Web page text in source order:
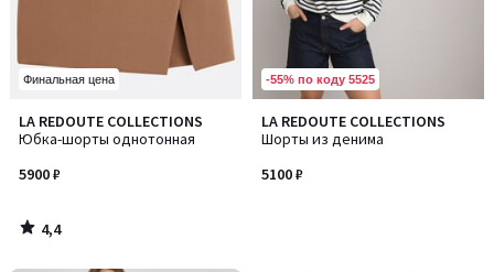
Финальная цена
LA REDOUTE COLLECTIONS
Юбка-шорты однотонная
5900 ₽
4,4
/ 5
4,4
/
-55% по коду 5525
LA REDOUTE COLLECTIONS
Шорты из денима
5100 ₽